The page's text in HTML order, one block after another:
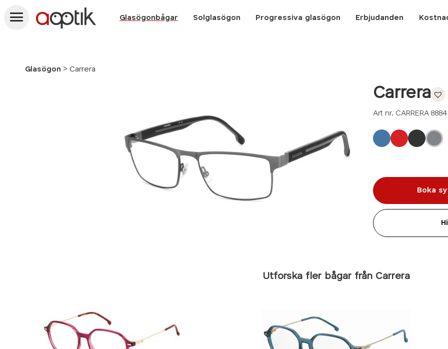
Glasögonbågar Solglasögon Progressiva glasögon Erbjudanden
Glasögon > Carrera
Carrera
Art nr. CARRERA
Boka
Utforska fler bågar från Carrera